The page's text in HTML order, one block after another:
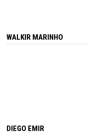
WALKIR MARINHO
DIEGO EMIR